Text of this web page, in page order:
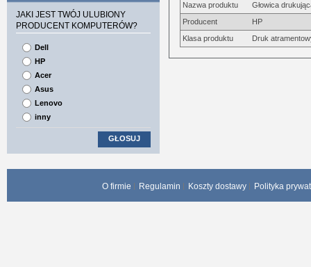
Nazwa produktu
Głowica
Producent
HP
Klasa produktu
Druk
JAKI JEST TWÓJ ULUBIONY
PRODUCENT KOMPUTERÓW?
Dell
HP
Acer
Asus
Lenovo
inny
GŁOSUJ
O firmie Regulamin Koszty dostawy Polityka